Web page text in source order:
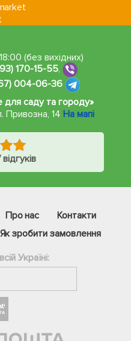
(без вихідних)
170-15-55,
004-06-36
для саду та городу»
Привозна, 14 На мапі
Про нас
Контакти
Як зробити замовлення
Україні: